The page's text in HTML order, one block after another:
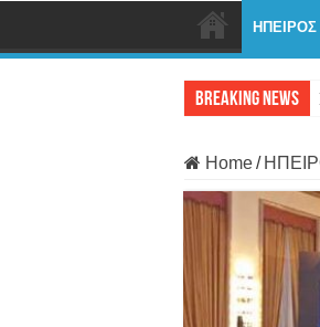
ΗΠΕΙΡΟΣ
Breaking News
Home/